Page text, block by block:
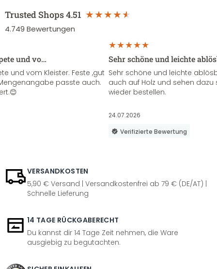
Trusted Shops4.51
4.749 Bewertungen
und vo…
und vom Kleister. Feste ,gut
passte auch.
Sehr schöne und leichte
Sehr schöne und leichte
auch auf Holz und sehen
wieder bestellen.
24.07.2026
Verifizierte Bewertung
VERSANDKOSTEN
5,90 € Versand | Versandkostenfrei ab 79 € (DE/AT) |
Schnelle Lieferung
14 TAGE RÜCKGABERECHT
Du kannst dir 14 Tage Zeit nehmen, die Ware
ausgiebig zu begutachten.